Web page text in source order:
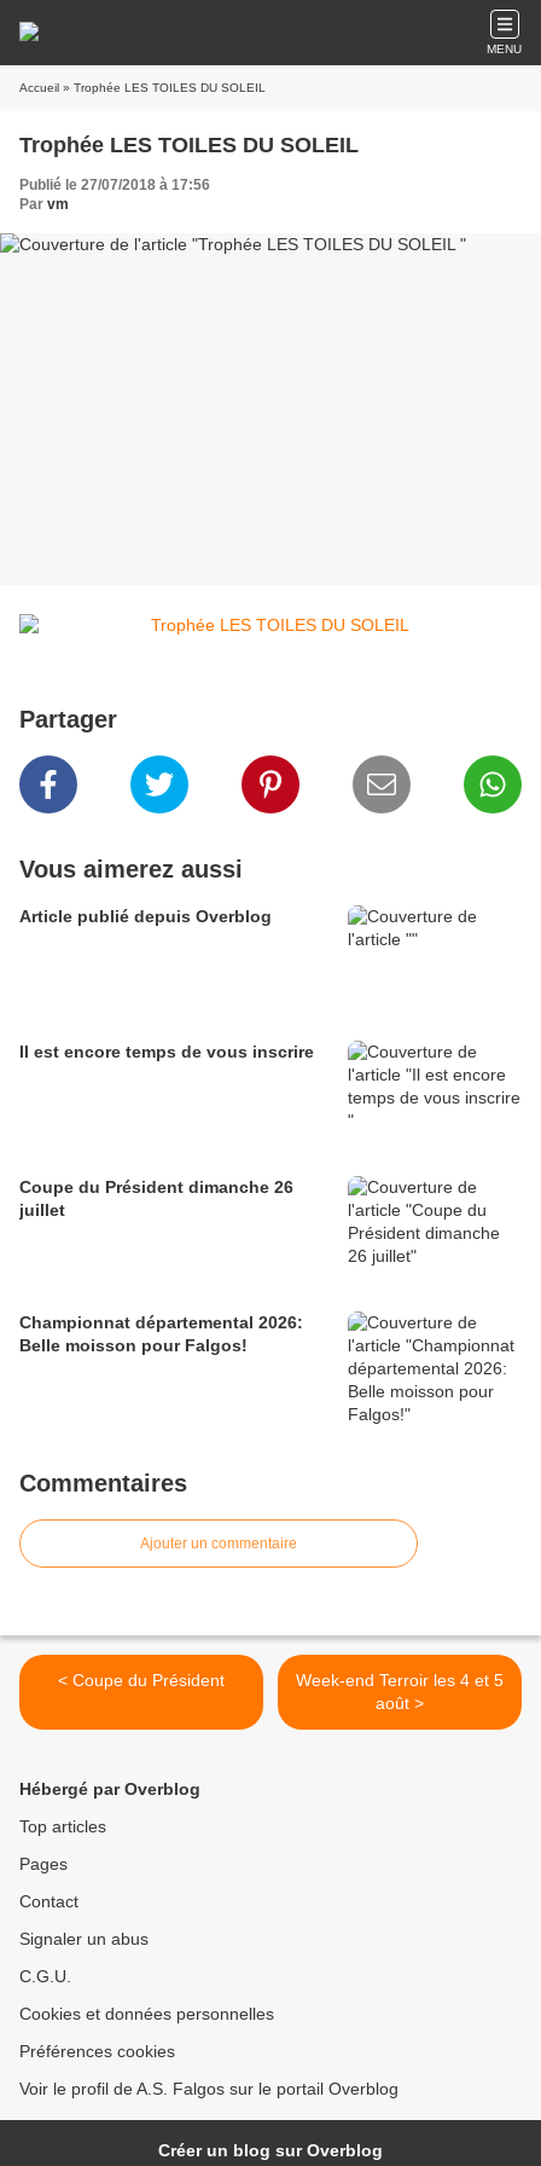
MENU
Accueil » Trophée LES TOILES DU SOLEIL
Trophée LES TOILES DU SOLEIL
Publié le 27/07/2018 à 17:56
Par vm
Partager
Vous aimerez aussi
Article publié depuis Overblog
Il est encore temps de vous inscrire
Coupe du Président dimanche 26
juillet
Championnat départemental 2026:
Belle moisson pour Falgos!
Commentaires
Ajouter un commentaire
< Coupe du Président
Week-end Terroir les 4 et 5
août >
Hébergé par Overblog
Top articles
Pages
Contact
Signaler un abus
C.G.U.
Cookies et données personnelles
Préférences cookies
Voir le profil de A.S. Falgos sur le portail Overblog
Créer un blog sur Overblog